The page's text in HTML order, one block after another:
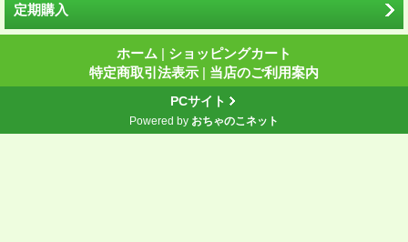
定期購入
ホーム | ショッピングカート
特定商取引法表示 | 当店のご利用案内
PCサイト
Powered by おちゃのこネット